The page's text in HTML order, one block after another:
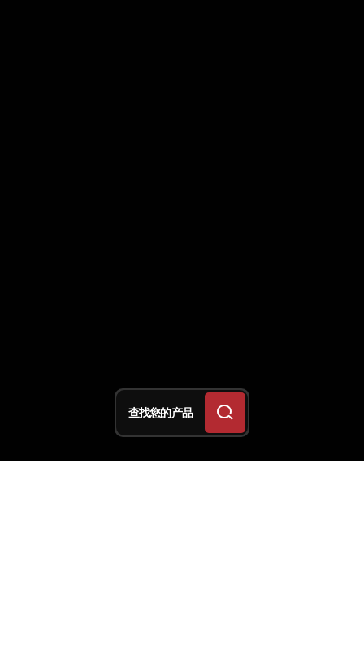
查找您的产品